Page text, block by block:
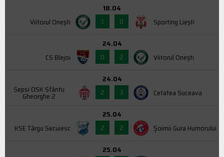
Viitorul Onești
18.04
1
0 Sporting Liești
CS Blejoi
24.04
0
2 Viitorul Onești
Sepsi OSK Sfântu
Gheorghe 2
24.04
2
3 Cetatea Suceava
KSE Târgu Secuiesc
25.04
2
2 Şoimii Gura Humorului
25.04